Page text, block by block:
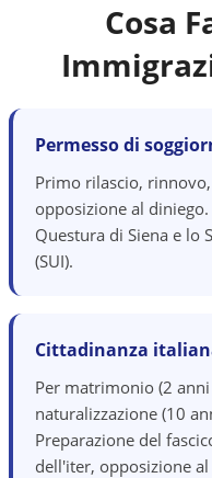
Cosa
Permesso di
Primo rilascio,
opposizione al
Questura di Siena e lo
(SUI).
Cittadinanza
Per matrimonio (2
naturalizzazione (10
Preparazione del
dell'iter, opposizione